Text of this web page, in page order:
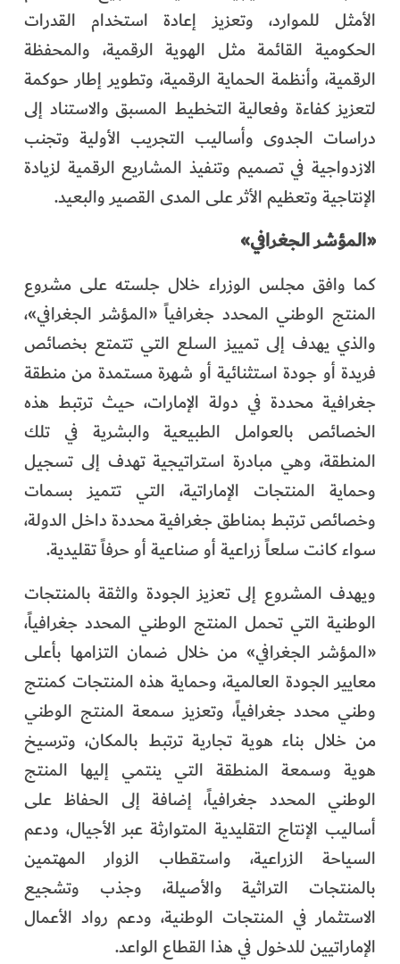
الأمثل للموارد، وتعزيز إعادة استخدام القدرات
الحكومية القائمة مثل الهوية الرقمية، والمحفظة
الرقمية، وأنظمة الحماية الرقمية، وتطوير إطار حوكمة
لتعزيز كفاءة وفعالية التخطيط المسبق والاستناد إلى
دراسات الجدوى وأساليب التجريب الأولية وتجنب
الازدواجية في تصميم وتنفيذ المشاريع الرقمية لزيادة
الإنتاجية وتعظيم الأثر على المدى القصير والبعيد.
«المؤشر الجغرافي»
كما وافق مجلس الوزراء خلال جلسته على مشروع
المنتج الوطني المحدد جغرافياً «المؤشر الجغرافي»،
والذي يهدف إلى تمييز السلع التي تتمتع بخصائص
فريدة أو جودة استثنائية أو شهرة مستمدة من منطقة
جغرافية محددة في دولة الإمارات، حيث ترتبط هذه
الخصائص بالعوامل الطبيعية والبشرية في تلك
المنطقة، وهي مبادرة استراتيجية تهدف إلى تسجيل
وحماية المنتجات الإماراتية، التي تتميز بسمات
وخصائص ترتبط بمناطق جغرافية محددة داخل الدولة،
سواء كانت سلعاً زراعية أو صناعية أو حرفاً تقليدية.
ويهدف المشروع إلى تعزيز الجودة والثقة بالمنتجات
الوطنية التي تحمل المنتج الوطني المحدد جغرافياً،
«المؤشر الجغرافي» من خلال ضمان التزامها بأعلى
معايير الجودة العالمية، وحماية هذه المنتجات كمنتج
وطني محدد جغرافياً، وتعزيز سمعة المنتج الوطني
من خلال بناء هوية تجارية ترتبط بالمكان، وترسيخ
هوية وسمعة المنطقة التي ينتمي إليها المنتج
الوطني المحدد جغرافياً، إضافة إلى الحفاظ على
أساليب الإنتاج التقليدية المتوارثة عبر الأجيال، ودعم
السياحة الزراعية، واستقطاب الزوار المهتمين
بالمنتجات التراثية والأصيلة، وجذب وتشجيع
الاستثمار في المنتجات الوطنية، ودعم رواد الأعمال
الإماراتيين للدخول في هذا القطاع الواعد.